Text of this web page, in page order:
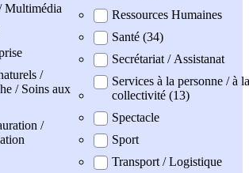
Multimédia
/
/ Soins aux
/
Ressources Humaines
Santé (34)
Secrétariat / Assistanat
Services à la personne / à la
collectivité (13)
Spectacle
Sport
Transport / Logistique